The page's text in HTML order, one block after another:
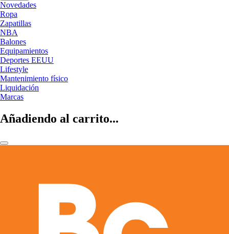
Novedades
Ropa
Zapatillas
NBA
Balones
Equipamientos
Deportes EEUU
Lifestyle
Mantenimiento físico
Liquidación
Marcas
Añadiendo al carrito...